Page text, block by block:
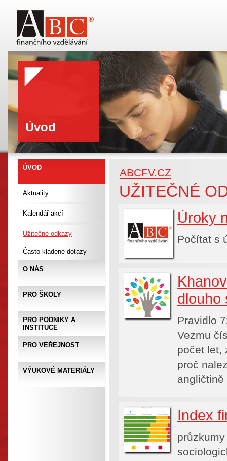
ABCFV.CZ
UŽITEČNÉ
Úroky
Počítat s
dlouho
Pravidlo
Vezmu
počet let,
proč
Index
ÚVOD
Aktuality
Kalendář akcí
Užitečné odkazy
Často kladené dotazy
O NÁS
PRO ŠKOLY
PRO PODNIKY A
INSTITUCE
PRO VEŘEJNOST
VÝUKOVÉ MATERIÁLY
Úvod